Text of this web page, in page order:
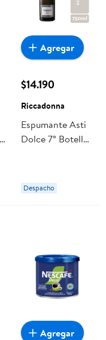
$14.190
Riccadonna
Espumante Asti
Dolce 7° Botella
Despacho
Agregar
Agregar